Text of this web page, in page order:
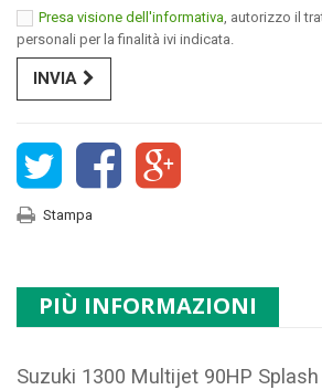
Presa visione dell'informativa , autorizzo il
personali per la finalità ivi indicata.
INVIA
Stampa
PIÙ INFORMAZIONI
Suzuki 1300 Multijet 90HP